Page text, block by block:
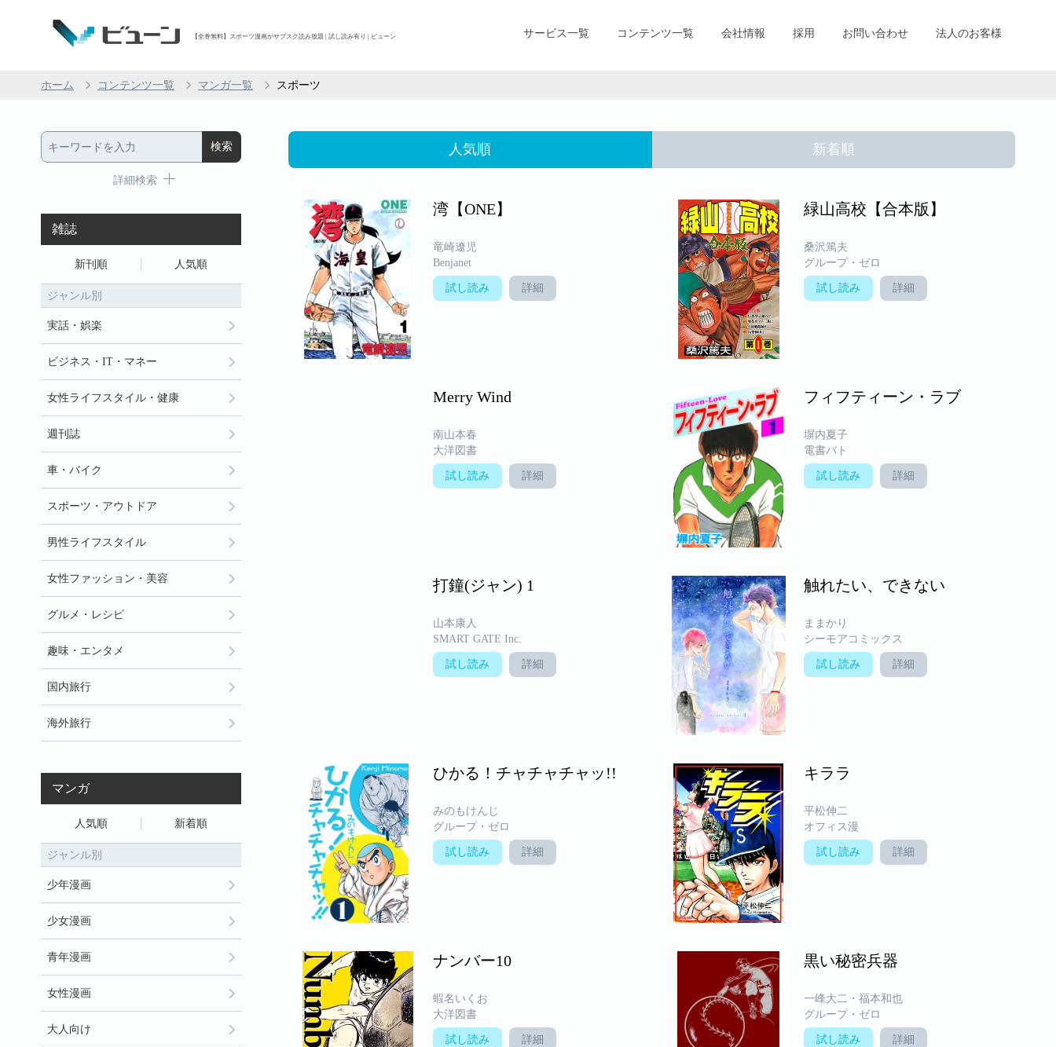
【全巻無料】スポーツ漫画がサブスク読み放題 | 試し読み有り | ビューン サービス一覧 コンテンツ一覧 会社情報 採用 お問い合わせ 法人のお客様
ホーム コンテンツ一覧 マンガ一覧 スポーツ
人気順 新着順
湾【ONE】
竜崎遼児
Benjanet
試し読み 詳細
緑山高校【合本版】
桑沢篤夫
グループ・ゼロ
試し読み 詳細
Merry Wind
南山本春
大洋図書
試し読み 詳細
フィフティーン・ラブ
塀内夏子
電書バト
試し読み 詳細
打鐘(ジャン) 1
山本康人
SMART GATE Inc.
試し読み 詳細
触れたい、できない
ままかり
シーモアコミックス
試し読み 詳細
ひかる！チャチャチャッ!!
みのもけんじ
グループ・ゼロ
試し読み 詳細
キララ
平松伸二
オフィス漫
試し読み 詳細
ナンバー10
蝦名いくお
大洋図書
試し読み 詳細
黒い秘密兵器
一峰大二・福本和也
グループ・ゼロ
試し読み 詳細
詳細検索
雑誌
新刊順 人気順
ジャンル別
実話・娯楽
ビジネス・IT・マネー
女性ライフスタイル・健康
週刊誌
車・バイク
スポーツ・アウトドア
男性ライフスタイル
女性ファッション・美容
グルメ・レシピ
趣味・エンタメ
国内旅行
海外旅行
マンガ
人気順 新着順
ジャンル別
少年漫画
少女漫画
青年漫画
女性漫画
大人向け